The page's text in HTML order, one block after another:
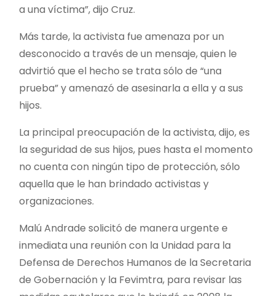
a una víctima”, dijo Cruz.
Más tarde, la activista fue amenaza por un
desconocido a través de un mensaje, quien le
advirtió que el hecho se trata sólo de “una
prueba” y amenazó de asesinarla a ella y a sus
hijos.
La principal preocupación de la activista, dijo, es
la seguridad de sus hijos, pues hasta el momento
no cuenta con ningún tipo de protección, sólo
aquella que le han brindado activistas y
organizaciones.
Malú Andrade solicitó de manera urgente e
inmediata una reunión con la Unidad para la
Defensa de Derechos Humanos de la Secretaria
de Gobernación y la Fevimtra, para revisar las